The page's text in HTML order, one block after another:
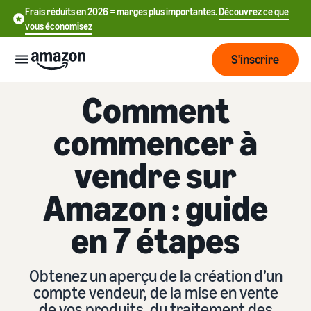
Frais réduits en 2026 = marges plus importantes.Découvrez ce que
vous économisez
Commencer
Commencez
sur Amazon
Introduction à la vente
Comment devenir un
vendeur Amazon
Créez votre compte
vendeur
Expédier
d'ensemble
logistique
Expédié par Amazon
Externalisez la gestion des
Grandir
clients
Tarification
Connaître
Apprendre
S'inscrire
Comment
commencer à
vendre sur
Amazon : guide
en 7 étapes
Obtenez un aperçu de la création d’un
compte vendeur, de la mise en vente